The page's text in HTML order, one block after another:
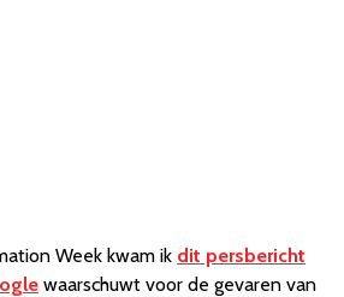
Week kwam ik dit persbericht
waarschuwt voor de gevaren van